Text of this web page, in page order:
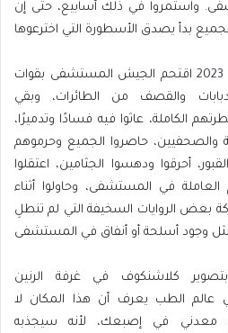
واستمروا في ذلك أسابيع، حتى إن
بتاريخ 15 نوفمبر/تشرين الثاني 2023 اقتحم الجيش المستشفى بقوات
والقصف من الطائرات، وبقي
تحت سيطرتهم الكاملة، عاثوا فيه فسادًا وتدميرًا،
والصحفيين، حاصروا الجميع وحرموهم
أحرقوا ودهسوا الجثامين، اعتقلوا
العاملة في المستشفى، وحاولوا أثناء
بعض الروايات السخيفة التي لم تنطلِ
كلاشنكوف في غرفة الرنين
عالم الطب يعرف أن هذا المكان لا
معدني في إصبعك، لأنه سيجذبه